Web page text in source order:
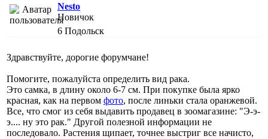
Nesto
Новичок
6 Подольск
Здравствуйте, дорогие форумчане!
Помогите, пожалуйста определить вид рака.
Это самка, в длину около 6-7 см. При покупке была ярко
красная, как на первом фото, после линьки стала оранжевой.
Все, что смог из себя выдавить продавец в зоомагазине: "Э-э-
э.... ну это рак." Другой полезной информации не
последовало. Растения щипает, точнее выстриг все начисто,